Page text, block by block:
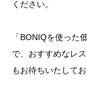
ください。
「BONIQを使った
で、おすすめなレ
もお待ちいたしてお